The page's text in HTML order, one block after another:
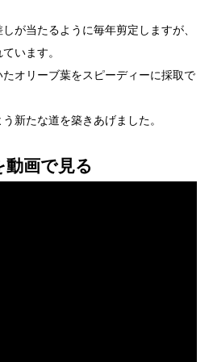
が当たるように毎年剪定しますが、
います。
オリーブ葉をスピーディーに採取で
新たな道を築きあげました。
画で見る